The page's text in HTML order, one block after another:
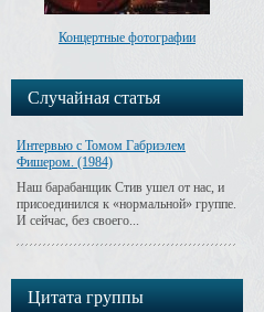
Концертные фотографии
Случайная статья
Интервью с Томом Габриэлем
Фишером. (1984)
Наш барабанщик Стив ушел от нас, и
присоединился к «нормальной» группе.
И сейчас, без своего...
Цитата группы